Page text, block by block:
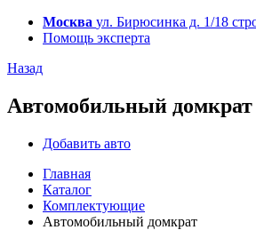
Москва ул. Бирюсинка д. 1/18
Помощь эксперта
Назад
Автомобильный домкрат
Добавить авто
Главная
Каталог
Комплектующие
Автомобильный домкрат